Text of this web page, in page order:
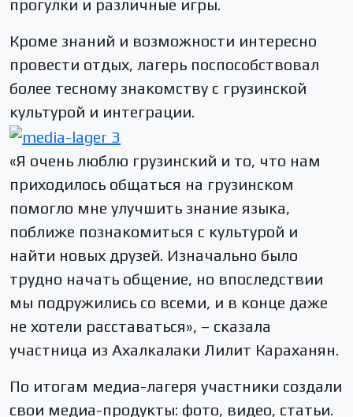
прогулки и различные игры.
Кроме знаний и возможности интересно
провести отдых, лагерь поспособствовал
более тесному знакомству с грузинской
культурой и интеграции.
«Я очень люблю грузинский и то, что нам
приходилось общаться на грузинском
помогло мне улучшить знание языка,
поближе познакомиться с культурой и
найти новых друзей. Изначально было
трудно начать общение, но впоследствии
мы подружились со всеми, и в конце даже
не хотели расставаться», – сказала
участница из Ахалкалаки Лилит Караханян.
По итогам медиа-лагеря участники создали
свои медиа-продукты: фото, видео, статьи.